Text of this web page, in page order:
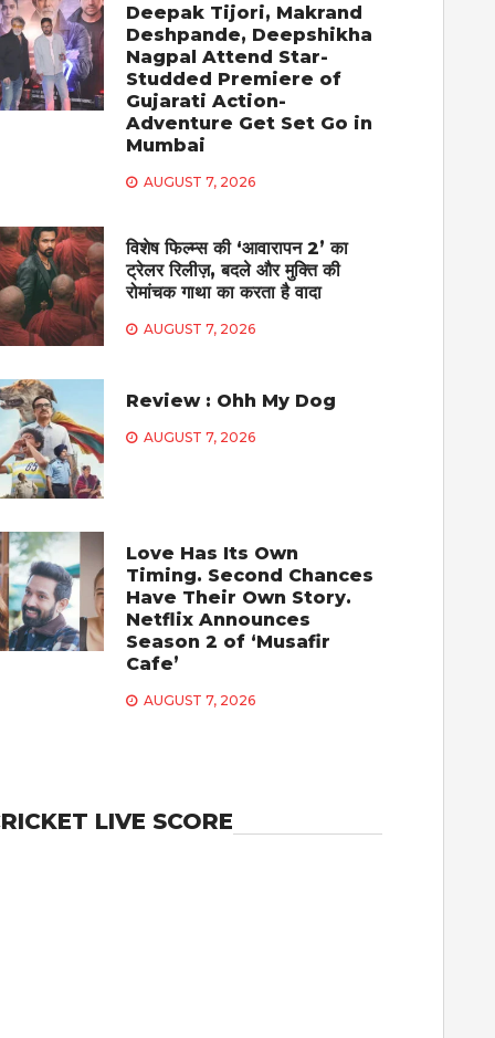
Deepak Tijori, Makrand
Deshpande, Deepshikha
Nagpal Attend Star-
Studded Premiere of
Gujarati Action-
Adventure Get Set Go in
Mumbai
AUGUST 7, 2026
विशेष फिल्म्स की ‘आवारापन 2’ का
ट्रेलर रिलीज़, बदले और मुक्ति की
रोमांचक गाथा का करता है वादा
AUGUST 7, 2026
Review : Ohh My Dog
AUGUST 7, 2026
Love Has Its Own
Timing. Second Chances
Have Their Own Story.
Netflix Announces
Season 2 of ‘Musafir
Cafe’
AUGUST 7, 2026
LIVE SCORE